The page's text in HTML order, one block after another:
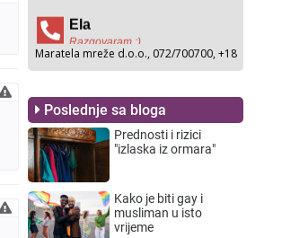
Poslednje sa bloga
Prednosti i rizici
"izlaska iz ormara"
Kako je biti gay i
musliman u isto
vrijeme